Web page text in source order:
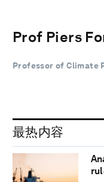
Prof Piers
Professor of Climate
最热内容